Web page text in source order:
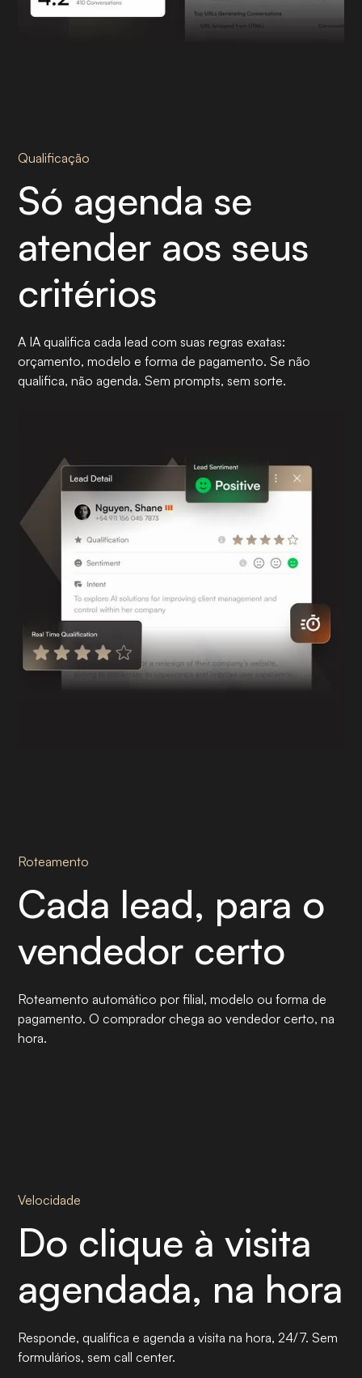
Qualificação
Só agenda se
atender aos seus
critérios
A IA qualifica cada lead com suas regras exatas:
orçamento, modelo e forma de pagamento. Se não
qualifica, não agenda. Sem prompts, sem sorte.
Roteamento
Cada lead, para o
vendedor certo
Roteamento automático por filial, modelo ou forma de
pagamento. O comprador chega ao vendedor certo, na
hora.
Velocidade
Do clique à visita
agendada, na hora
Responde, qualifica e agenda a visita na hora, 24/7. Sem
formulários, sem call center.